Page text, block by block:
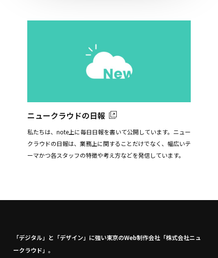
ニュークラウドの日報
私たちは、note上に毎日日報を書いて公開しています。ニュー
クラウドの日報は、業務上に関することだけでなく、幅広いテ
ーマかつ各スタッフの特徴や考え方などを発信しています。
「デジタル」と「デザイン」に強い東京のWeb制作会社「株式会社ニュ
ークラウド」。